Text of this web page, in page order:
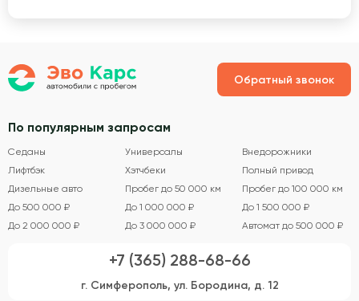
Обратный звонок
По популярным запросам
Седаны Универсалы
Внедорожники
Лифтбэк
Хэтчбеки
Полный привод
Дизельные авто
Пробег до 50 000 км
Пробег до 100 000 км
До 500 000 ₽
До 1 000 000 ₽
До 1 500 000 ₽
До 2 000 000 ₽
До 3 000 000 ₽ Автомат до 500 000 ₽
+7 (365) 288-68-66
г. Симферополь, ул. Бородина, д. 12